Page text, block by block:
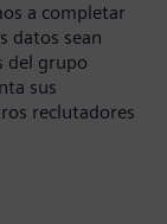
a completar
datos sean
del grupo
sus
reclutadores